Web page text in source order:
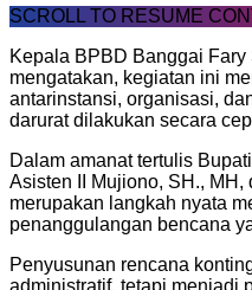
SCROLL TO RESUME
Kepala BPBD Banggai Fary
mengatakan, kegiatan ini
antarinstansi, organisasi,
darurat dilakukan secara
Dalam amanat tertulis
Asisten II Mujiono, SH.,
merupakan langkah nyata
penanggulangan bencana
Penyusunan rencana
administratif, tetapi menjadi